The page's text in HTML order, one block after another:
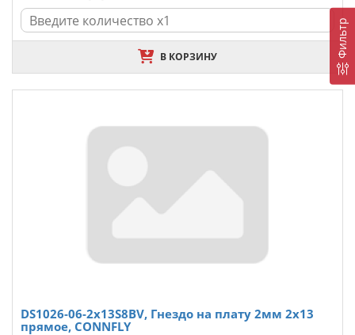
Фильтр
В КОРЗИНУ
DS1026-06-2x13S8BV, Гнездо на плату 2мм 2х13
прямое, CONNFLY